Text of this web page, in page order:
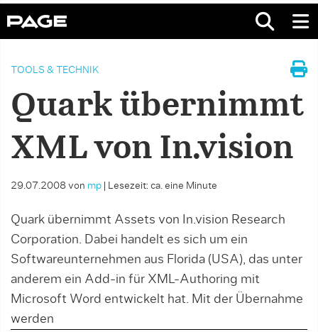
TOOLS & TECHNIK
Quark übernimmt
XML von In.vision
29.07.2008 von mp Lesezeit: ca. eine Minute
Quark übernimmt Assets von In.vision Research
Corporation. Dabei handelt es sich um ein
Softwareunternehmen aus Florida (USA), das unter
anderem ein Add-in für XML-Authoring mit
Microsoft Word entwickelt hat. Mit der Übernahme
werden